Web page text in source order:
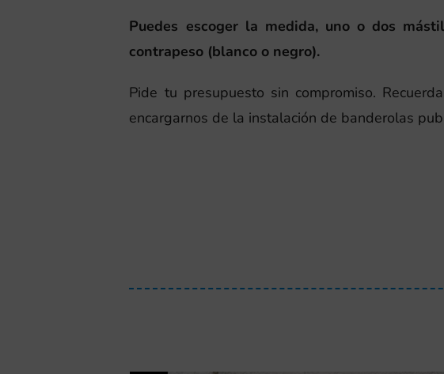
Puedes escoger la medida, uno o dos
contrapeso (blanco o negro).
Pide tu presupuesto sin compromiso.
encargarnos de la instalación de banderolas